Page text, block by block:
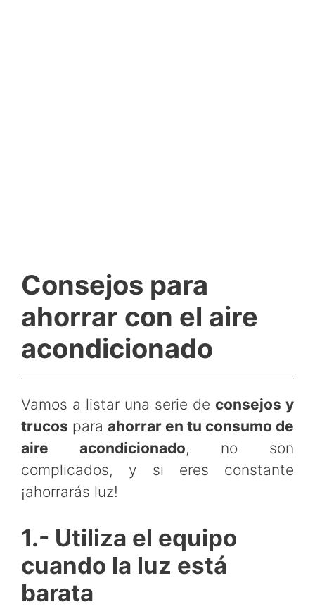
Consejos para
ahorrar con el aire
acondicionado
Vamos a listar una serie de consejos y
trucos para ahorrar en tu consumo de
aire acondicionado, no son
complicados, y si eres constante
¡ahorrarás luz!
1.- Utiliza el equipo
cuando la luz está
barata